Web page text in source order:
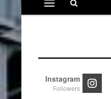
Instagram
Followers